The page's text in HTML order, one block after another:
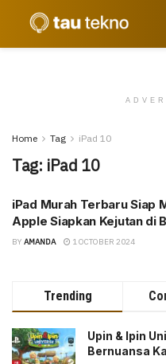
Home Tag iPad 10
Tag: iPad 10
iPad Murah Terbaru Siap
Apple Siapkan Kejutan di
BY AMANDA 1 OCTOBER 2024
Trending
Upin & Ipin
Bernuansa